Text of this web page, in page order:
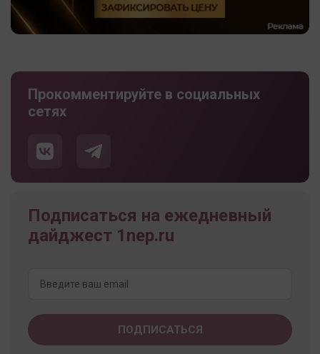
Прокомментируйте в социальных
сетях
Подписаться на ежедневный
дайджест 1nep.ru